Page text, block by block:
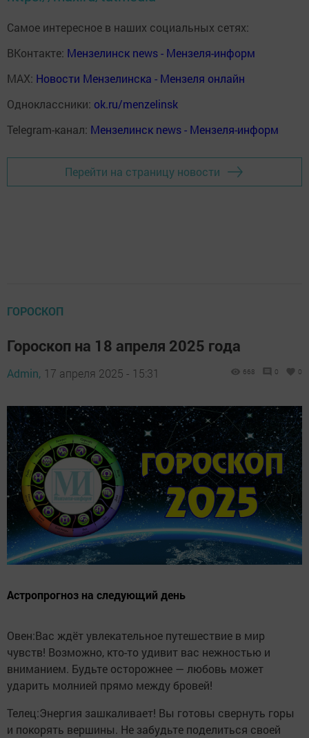
Самое интересное в наших социальных сетях:
ВКонтакте: Мензелинск news - Мензеля-информ
MAX: Новости Мензелинска - Мензеля онлайн
Одноклассники: ok.ru/menzelinsk
Telegram-канал: Мензелинск news - Мензеля-информ
Перейти на страницу новости
ГОРОСКОП
Гороскоп на 18 апреля 2025 года
Admin, 17 апреля 2025 - 15:31 668 0 0
Астропрогноз на следующий день
Овен:Вас ждёт увлекательное путешествие в мир
чувств! Возможно, кто-то удивит вас нежностью и
вниманием. Будьте осторожнее — любовь может
ударить молнией прямо между бровей!
Телец:Энергия зашкаливает! Вы готовы свернуть горы
и покорять вершины. Не забудьте поделиться своей